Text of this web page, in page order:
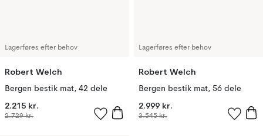
Lagerføres efter behov
Robert Welch
Bergen bestik mat, 42 dele
2.215 kr.
2.729 kr.
Lagerføres efter behov
Robert Welch
Bergen bestik mat, 56 dele
2.999 kr.
3.545 kr.